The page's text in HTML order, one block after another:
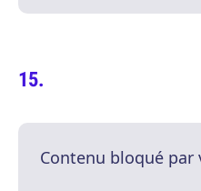
Contenu bloqué par